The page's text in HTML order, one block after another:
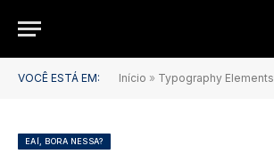
VOCÊ ESTÁ EM: Início » Typography Elements
EAÍ, BORA NESSA?